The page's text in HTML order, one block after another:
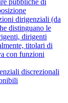
pubbliche di
dirigenziali (da
distinguano le
dirigenti
titolari di
con funzioni
discrezionali